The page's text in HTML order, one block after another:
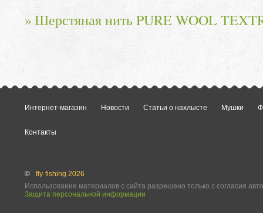
Шерстяная нить PURE WOOL
Интернет-магазин Новости Статьи о нахлысте Мушки
Контакты
©
fly-fishing 2026
Использование материалов с сайта разрешено только с согласия
Защита персональной информации